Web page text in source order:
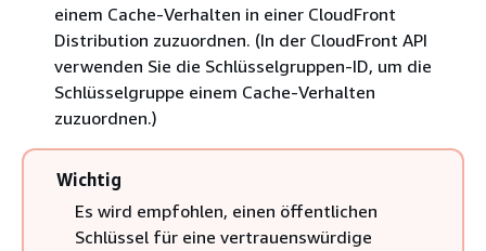
einem Cache-Verhalten in einer CloudFront
Distribution zuzuordnen. (In der CloudFront API
verwenden Sie die Schlüsselgruppen-ID, um die
Schlüsselgruppe einem Cache-Verhalten
zuzuordnen.)
Wichtig
Es wird empfohlen, einen öffentlichen
Schlüssel für eine vertrauenswürdige